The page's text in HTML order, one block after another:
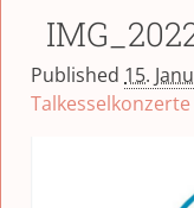
Published 15.
Talkesselkonzerte